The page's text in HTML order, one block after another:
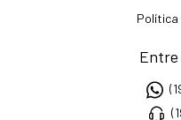
Política